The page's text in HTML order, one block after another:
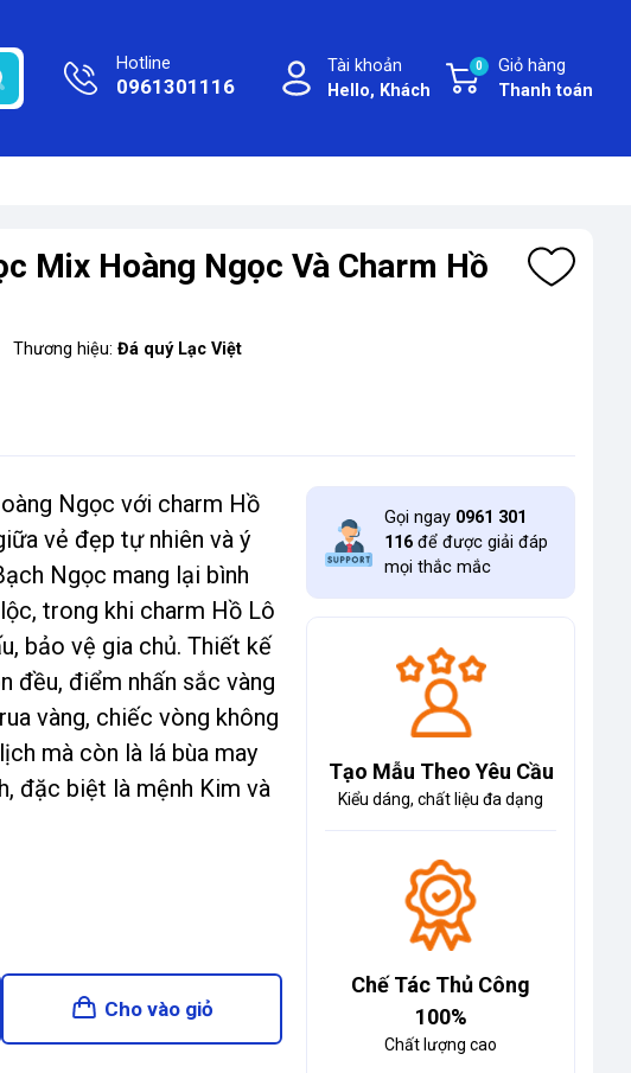
Hotline
0961301116
Tài khoản
Hello, Khách
Giỏ hàng
Thanh toán
0
Mix Hoàng Ngọc Và Charm Hồ
Thương hiệu:Đá quý Lạc Việt
Ngọc với charm Hồ
vẻ đẹp tự nhiên và ý
Ngọc mang lại bình
trong khi charm Hồ Lô
bảo vệ gia chủ. Thiết kế
đều, điểm nhấn sắc vàng
vàng, chiếc vòng không
mà còn là lá bùa may
đặc biệt là mệnh Kim và
Cho vào giỏ
Gọi ngay 0961 301
116 để được giải đáp
mọi thắc mắc
Tạo Mẫu Theo Yêu Cầu
Kiểu dáng, chất liệu đa dạng
Chế Tác Thủ Công
100%
Chất lượng cao